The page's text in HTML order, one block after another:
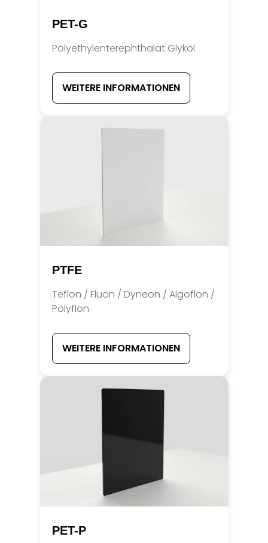
PET-G
Polyethylenterephthalat Glykol
WEITERE INFORMATIONEN
PTFE
Teflon / Fluon / Dyneon / Algoflon /
Polyflon
WEITERE INFORMATIONEN
PET-P